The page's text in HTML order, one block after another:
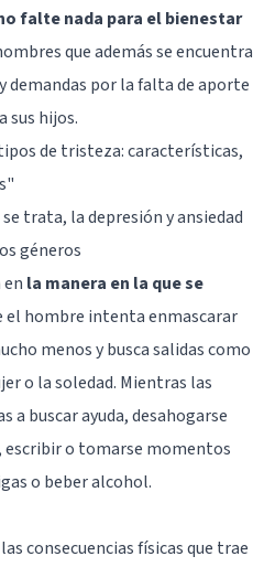
falte nada para el bienestar
que además se encuentra
demandas por la falta de aporte
sus hijos.
de tristeza: características,
trata, la depresión y ansiedad
géneros
la manera en la que se
el hombre intenta enmascarar
menos y busca salidas como
o la soledad. Mientras las
a buscar ayuda, desahogarse
o tomarse momentos
o beber alcohol.
consecuencias físicas que trae